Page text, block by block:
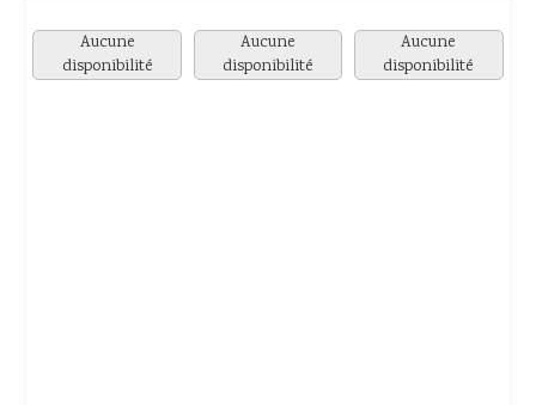
Aucune
disponibilité
Aucune
disponibilité
Aucune
disponibilité